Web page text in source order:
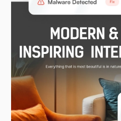
WooCommerce
Laravel